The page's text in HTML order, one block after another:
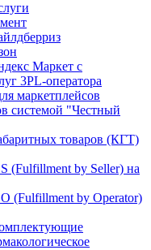
Маркет с
3PL-оператора
маркетплейсов
системой "Честный
товаров (КГТ)
(Fulfillment by Seller) на
(Fulfillment by Operator)